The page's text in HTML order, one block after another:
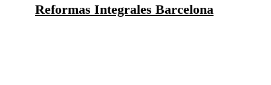
Reformas Integrales Barcelona